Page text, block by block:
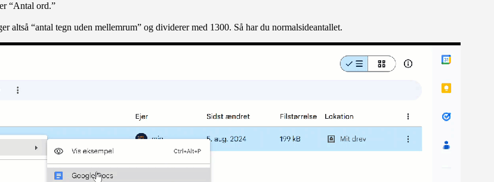
“Antal ord.”
“antal tegn uden mellemrum” og dividerer med 1300. Så har du normalsideantallet.